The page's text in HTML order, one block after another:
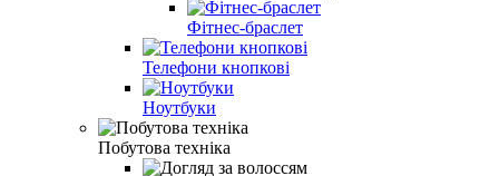
Фітнес-браслет
Телефони кнопкові
Ноутбуки
Побутова техніка